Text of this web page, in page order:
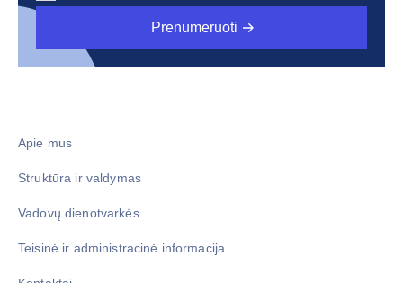
Prenumeruoti
Apie mus
Struktūra ir valdymas
Vadovų dienotvarkės
Teisinė ir administracinė informacija